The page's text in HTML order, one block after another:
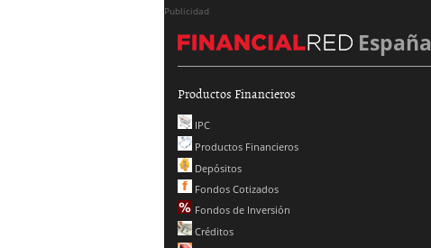
Publicidad
España
Productos Financieros
IPC
Productos Financieros
Depósitos
Fondos Cotizados
Fondos de Inversión
Créditos